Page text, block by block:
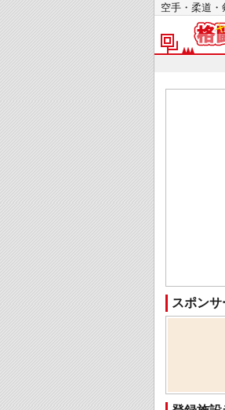
空手・柔道
スポン